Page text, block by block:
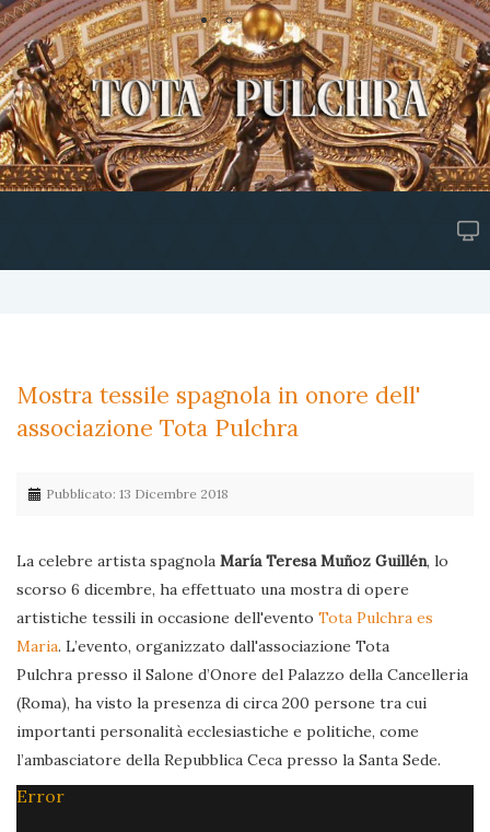
Mostra tessile spagnola in onore dell'
associazione Tota Pulchra
Pubblicato: 13 Dicembre 2018
La celebre artista spagnola María Teresa Muñoz Guillén, lo
scorso 6 dicembre, ha effettuato una mostra di opere
artistiche tessili in occasione dell'evento Tota Pulchra es
Maria. L’evento, organizzato dall'associazione Tota
Pulchra presso il Salone d’Onore del Palazzo della Cancelleria
(Roma), ha visto la presenza di circa 200 persone tra cui
importanti personalità ecclesiastiche e politiche, come
l’ambasciatore della Repubblica Ceca presso la Santa Sede.
Error